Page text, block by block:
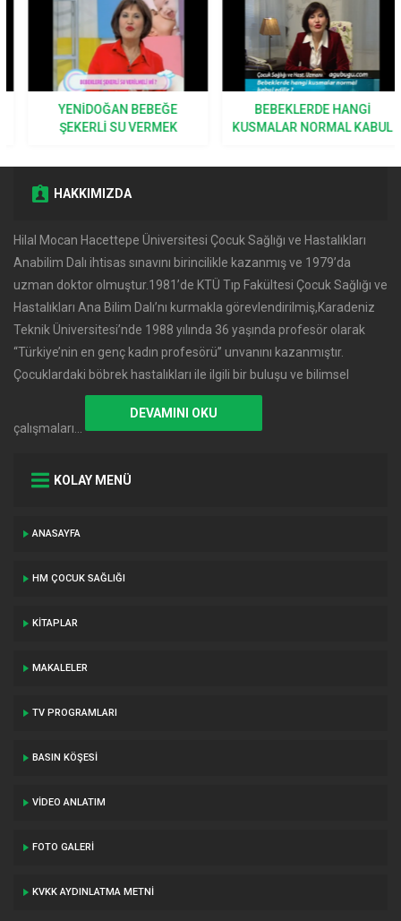
YENIDOĞAN BEBEĞE
ŞEKERLI SU VERMEK
BEBEKLERDE HANGI
KUSMALAR NORMAL KABUL
HAKKIMIZDA
Hilal Mocan Hacettepe Üniversitesi Çocuk Sağlığı ve Hastalıkları
Anabilim Dalı ihtisas sınavını birincilikle kazanmış ve 1979’da
uzman doktor olmuştur.1981’de KTÜ Tıp Fakültesi Çocuk Sağlığı ve
Hastalıkları Ana Bilim Dalı’nı kurmakla görevlendirilmiş,Karadeniz
Teknik Üniversitesi’nde 1988 yılında 36 yaşında profesör olarak
‘‘Türkiye’nin en genç kadın profesörü’’ unvanını kazanmıştır.
Çocuklardaki böbrek hastalıkları ile ilgili bir buluşu ve bilimsel
çalışmaları…
DEVAMINI OKU
KOLAY MENÜ
ANASAYFA
HM ÇOCUK SAĞLIĞI
KITAPLAR
MAKALELER
TV PROGRAMLARI
BASIN KÖŞESI
VIDEO ANLATIM
FOTO GALERI
KVKK AYDINLATMA METNI